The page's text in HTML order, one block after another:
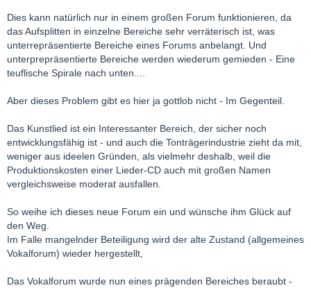
Dies kann natürlich nur in einem großen Forum funktionieren, da
das Aufsplitten in einzelne Bereiche sehr verräterisch ist, was
unterrepräsentierte Bereiche eines Forums anbelangt. Und
unterprepräsentierte Bereiche werden wiederum gemieden - Eine
teuflische Spirale nach unten....
Aber dieses Problem gibt es hier ja gottlob nicht - Im Gegenteil.
Das Kunstlied ist ein Interessanter Bereich, der sicher noch
entwicklungsfähig ist - und auch die Tonträgerindustrie zieht da mit,
weniger aus ideelen Gründen, als vielmehr deshalb, weil die
Produktionskosten einer Lieder-CD auch mit großen Namen
vergleichsweise moderat ausfallen.
So weihe ich dieses neue Forum ein und wünsche ihm Glück auf
den Weg.
Im Falle mangelnder Beteiligung wird der alte Zustand (allgemeines
Vokalforum) wieder hergestellt,
Das Vokalforum wurde nun eines prägenden Bereiches beraubt -